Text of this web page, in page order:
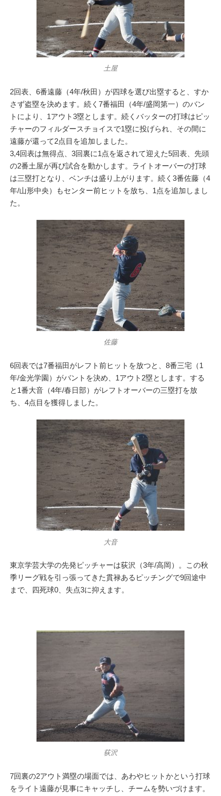
土屋
2回表、6番遠藤（4年/秋田）が四球を選び出塁すると、すか
さず盗塁を決めます。続く7番福田（4年/盛岡第一）のバン
トにより、1アウト3塁とします。続くバッターの打球はピッ
チャーのフィルダースチョイスで1塁に投げられ、その間に
遠藤が還って2点目を追加しました。
3,4回表は無得点、3回裏に1点を返されて迎えた5回表、先頭
の2番土屋が再び試合を動かします。ライトオーバーの打球
は三塁打となり、ベンチは盛り上がります。続く3番佐藤（4
年/山形中央）もセンター前ヒットを放ち、1点を追加しまし
た。
佐藤
6回表では7番福田がレフト前ヒットを放つと、8番三宅（1
年/金光学園）がバントを決め、1アウト2塁とします。する
と1番大音（4年/春日部）がレフトオーバーの三塁打を放
ち、4点目を獲得しました。
大音
東京学芸大学の先発ピッチャーは荻沢（3年/高岡）。この秋
季リーグ戦を引っ張ってきた貫禄あるピッチングで9回途中
まで、四死球0、失点3に抑えます。
荻沢
7回裏の2アウト満塁の場面では、あわやヒットかという打球
をライト遠藤が見事にキャッチし、チームを勢いづけます。